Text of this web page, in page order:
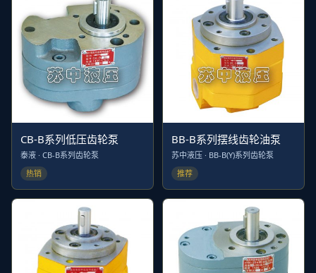
CB-B系列低压齿轮泵
泰液 · CB-B系列齿轮泵
热销
BB-B系列摆线齿轮油泵
苏中液压 · BB-B(Y)系列齿轮泵
推荐